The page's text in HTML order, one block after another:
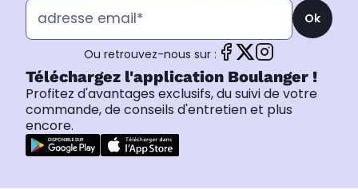
Ok
Ou retrouvez-nous sur :
Téléchargez l'application Boulanger !
Profitez d'avantages exclusifs, du suivi de votre
commande, de conseils d'entretien et plus
encore.